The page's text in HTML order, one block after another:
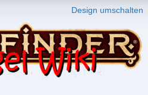
Design umschalten